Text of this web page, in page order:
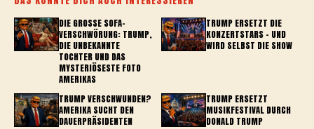
DIE GROSSE SOFA-V
ERSCHWÖRUNG: TRUMP, D
IE UNBEKANNTE T
OCHTER UND DAS M
YSTERIÖSESTE FOTO A
MERIKAS
TRUMP ERSETZT DIE
KONZERTSTARS – UND
WIRD SELBST DIE SHOW
TRUMP VERSCHWUNDEN?
AMERIKA SUCHT DEN
DAUERPRÄSIDENTEN
TRUMP ERSETZT
MUSIKFESTIVAL DURCH
DONALD TRUMP